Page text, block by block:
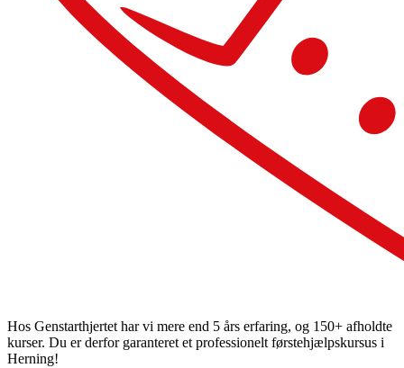
Hos Genstarthjertet har vi mere end 5 års erfaring, og 150+ afholdte
kurser. Du er derfor garanteret et professionelt førstehjælpskursus i
Herning!